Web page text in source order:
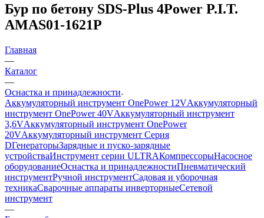
Бур по бетону SDS-Plus 4Power P.I.T.
AMAS01-1621P
Главная
—
Каталог
—
Оснастка и принадлежности
Аккумуляторный инструмент OnePower 12VАккумуляторный
инструмент OnePower 40VАккумуляторный инструмент
3,6VАккумуляторный инструмент OnePower
20VАккумуляторный инструмент Серия
DГенераторыЗарядные и пуско-зарядные
устройстваИнструмент серии ULTRAКомпрессорыНасосное
оборудованиеОснастка и принадлежностиПневматический
инструментРучной инструментСадовая и уборочная
техникаСварочные аппараты инверторныеСетевой
инструмент
—